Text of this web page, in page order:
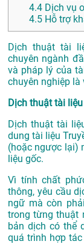
4.4 Dịch vụ
4.5 Hỗ trợ
Dịch thuật tài
chuyên ngành
và pháp lý của
chuyên nghiệp là
Dịch thuật tài
Dịch thuật tài
dung tài liệu
(hoặc ngược lại)
liệu gốc.
Vì tính chất
thông, yêu cầu
ngữ mà còn
trong từng thuật
bản dịch có thể
quá trình hợp